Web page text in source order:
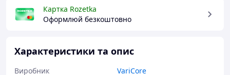
Картка Rozetka
Оформлюй безкоштовно
Характеристики та опис
Виробник
VariCore